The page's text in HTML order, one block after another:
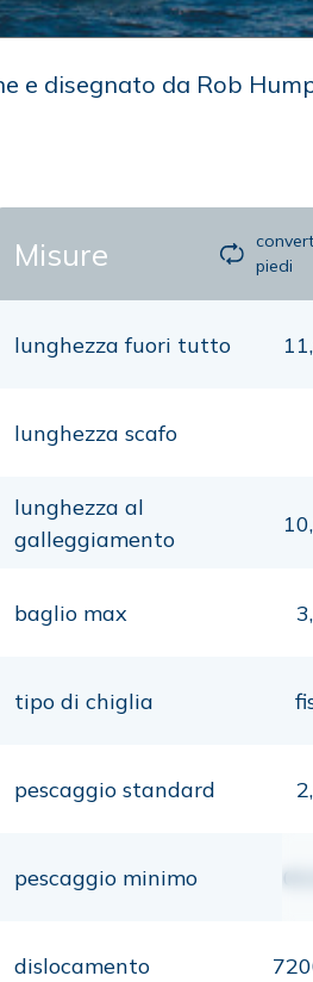
e disegnato da Rob
Misure
piedi
lunghezza fuori tutto
lunghezza scafo
lunghezza al
galleggiamento
baglio max
tipo di chiglia
pescaggio standard
pescaggio minimo
dislocamento